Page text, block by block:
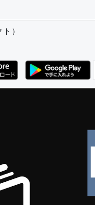
ー -すべてのユーザー
ユーザー -
）